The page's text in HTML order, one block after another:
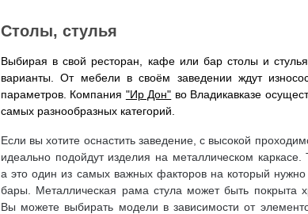
Столы, стулья
Выбирая в свой ресторан, кафе или бар столы и
варианты. От мебели в своём заведении ждут
параметров. Компания "Ир Дон" во Владикавказе
самых разнообразных категорий.
Если вы хотите оснастить заведение, с высокой
идеально подойдут изделия на металлическом
а это один из самых важных факторов на который
бары. Металлическая рама стула может быть покрыта
Вы можете выбирать модели в зависимости от